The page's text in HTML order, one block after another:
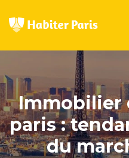
Immobilier
paris :
du